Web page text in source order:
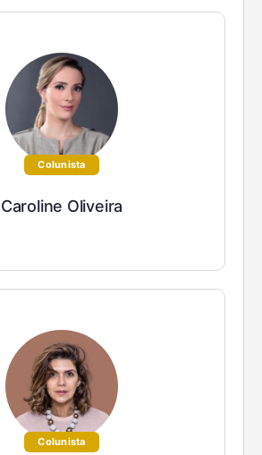
Colunista
Caroline Oliveira
Colunista